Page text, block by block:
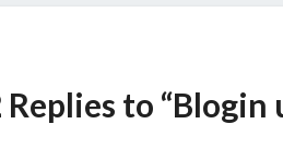
Replies to “Blogin